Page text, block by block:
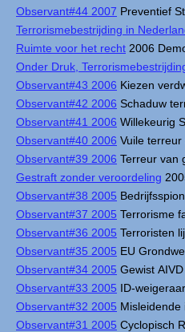
Observant#44 2007 Preventief
Terrorismebestrijding in
Ruimte voor het recht 2006
Onder Druk,
Observant#43 2006 Kiezen
Observant#42 2006 Schaduw
Observant#41 2006 Willekeurig
Observant#40 2006 Vuile terreur
Observant#39 2006 Terreur van
Gestraft zonder veroordeling
Observant#38 2005
Observant#37 2005 Terrorisme
Observant#36 2005 Terroristen
Observant#35 2005 EU
Observant#34 2005 Gewist
Observant#33 2005 ID-
Observant#32 2005 Misleidende
Observant#31 2005 Cyclopisch